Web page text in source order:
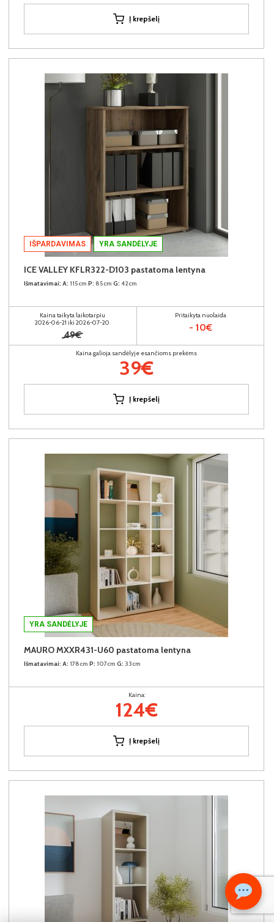
Kiekis:
Į krepšelį
IŠPARDAVIMAS YRA SANDĖLYJE
ICE VALLEY KFLR322-D103 pastatoma lentyna
Išmatavimai: A: 115cm P: 85cm G: 42cm
Kaina taikyta laikotarpiu
2026-06-21 iki 2026-07-20
49€
Pritaikyta nuolaida
- 10€
Kaina galioja sandėlyje esančioms prekėms
39€
Į krepšelį
YRA SANDĖLYJE
MAURO MXXR431-U60 pastatoma lentyna
Išmatavimai: A: 178cm P: 107cm G: 33cm
Kaina:
124€
Į krepšelį